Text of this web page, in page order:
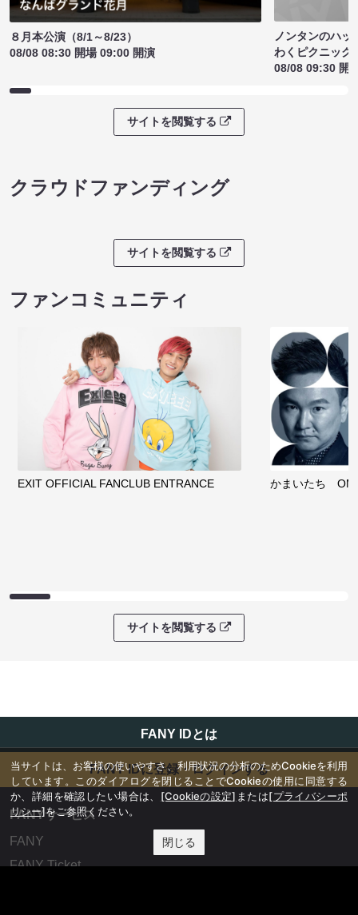
８月本公演（8/1～8/23）
08/08 08:30 開場 09:00 開演
ノンタンのハッ
わくピクニック
08/08 09:30 開
サイトを閲覧する
クラウドファンディング
サイトを閲覧する
ファンコミュニティ
EXIT OFFICIAL FANCLUB ENTRANCE かまいたち
サイトを閲覧する
FANY IDとは
FANY IDに登録・ログインする
FANYサービス
FANY
FANY Ticket
当サイトは、お客様の使いやすさ、利用状況の分析のためCookieを利用
しています。このダイアログを閉じることでCookieの使用に同意する
か、詳細を確認したい場合は、 [Cookieの設定] または[プライバシーポ
リシー]をご参照ください。
閉じる